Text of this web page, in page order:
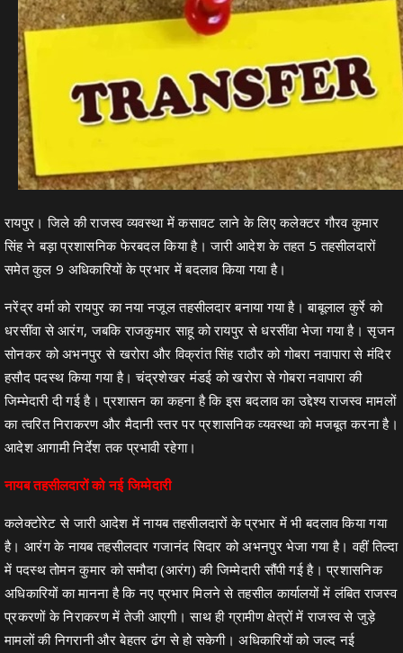
रायपुर। जिले की राजस्व व्यवस्था में कसावट लाने के लिए कलेक्टर गौरव कुमार
सिंह ने बड़ा प्रशासनिक फेरबदल किया है। जारी आदेश के तहत 5 तहसीलदारों
समेत कुल 9 अधिकारियों के प्रभार में बदलाव किया गया है।
नरेंद्र वर्मा को रायपुर का नया नजूल तहसीलदार बनाया गया है। बाबूलाल कुर्रे को
धरसींवा से आरंग, जबकि राजकुमार साहू को रायपुर से धरसींवा भेजा गया है। सृजन
सोनकर को अभनपुर से खरोरा और विक्रांत सिंह राठौर को गोबरा नवापारा से मंदिर
हसौद पदस्थ किया गया है। चंद्रशेखर मंडई को खरोरा से गोबरा नवापारा की
जिम्मेदारी दी गई है। प्रशासन का कहना है कि इस बदलाव का उद्देश्य राजस्व मामलों
का त्वरित निराकरण और मैदानी स्तर पर प्रशासनिक व्यवस्था को मजबूत करना है।
आदेश आगामी निर्देश तक प्रभावी रहेगा।
नायब तहसीलदारों को नई जिम्मेदारी
कलेक्टोरेट से जारी आदेश में नायब तहसीलदारों के प्रभार में भी बदलाव किया गया
है। आरंग के नायब तहसीलदार गजानंद सिदार को अभनपुर भेजा गया है। वहीं तिल्दा
में पदस्थ तोमन कुमार को समौदा (आरंग) की जिम्मेदारी सौंपी गई है। प्रशासनिक
अधिकारियों का मानना है कि नए प्रभार मिलने से तहसील कार्यालयों में लंबित राजस्व
प्रकरणों के निराकरण में तेजी आएगी। साथ ही ग्रामीण क्षेत्रों में राजस्व से जुड़े
मामलों की निगरानी और बेहतर ढंग से हो सकेगी। अधिकारियों को जल्द नई